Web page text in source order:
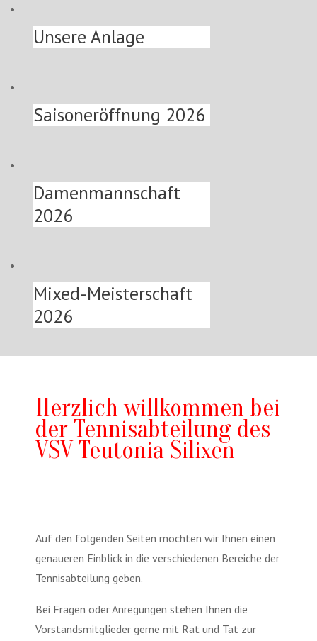
Unsere Anlage
Saisoneröffnung 2026
Damenmannschaft
2026
Mixed-Meisterschaft
2026
Herzlich willkommen bei
der Tennisabteilung des
VSV Teutonia Silixen
Auf den folgenden Seiten möchten wir Ihnen einen
genaueren Einblick in die verschiedenen Bereiche der
Tennisabteilung geben.
Bei Fragen oder Anregungen stehen Ihnen die
Vorstandsmitglieder gerne mit Rat und Tat zur